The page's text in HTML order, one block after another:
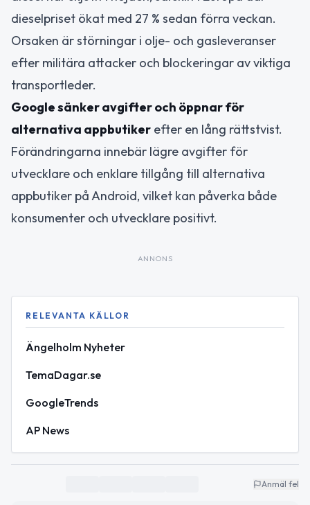
dieselpriset ökat med 27 % sedan förra veckan.
Orsaken är störningar i olje- och gasleveranser
efter militära attacker och blockeringar av viktiga
transportleder.
Google sänker avgifter och öppnar för
alternativa appbutiker efter en lång rättstvist.
Förändringarna innebär lägre avgifter för
utvecklare och enklare tillgång till alternativa
appbutiker på Android, vilket kan påverka både
konsumenter och utvecklare positivt.
ANNONS
RELEVANTA KÄLLOR
Ängelholm Nyheter
TemaDagar.se
GoogleTrends
AP News
Anmäl fel